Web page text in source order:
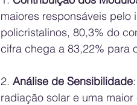
maiores responsáveis pelo
policristalinos, 80,3% do
cifra chega a 83,22% para
2. Análise de Sensibilidade
radiação solar e uma